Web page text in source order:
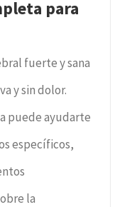
para
fuerte y sana
y sin dolor.
puede ayudarte
específicos,
la